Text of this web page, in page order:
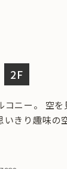
2F
ニー。 空
きり趣味の